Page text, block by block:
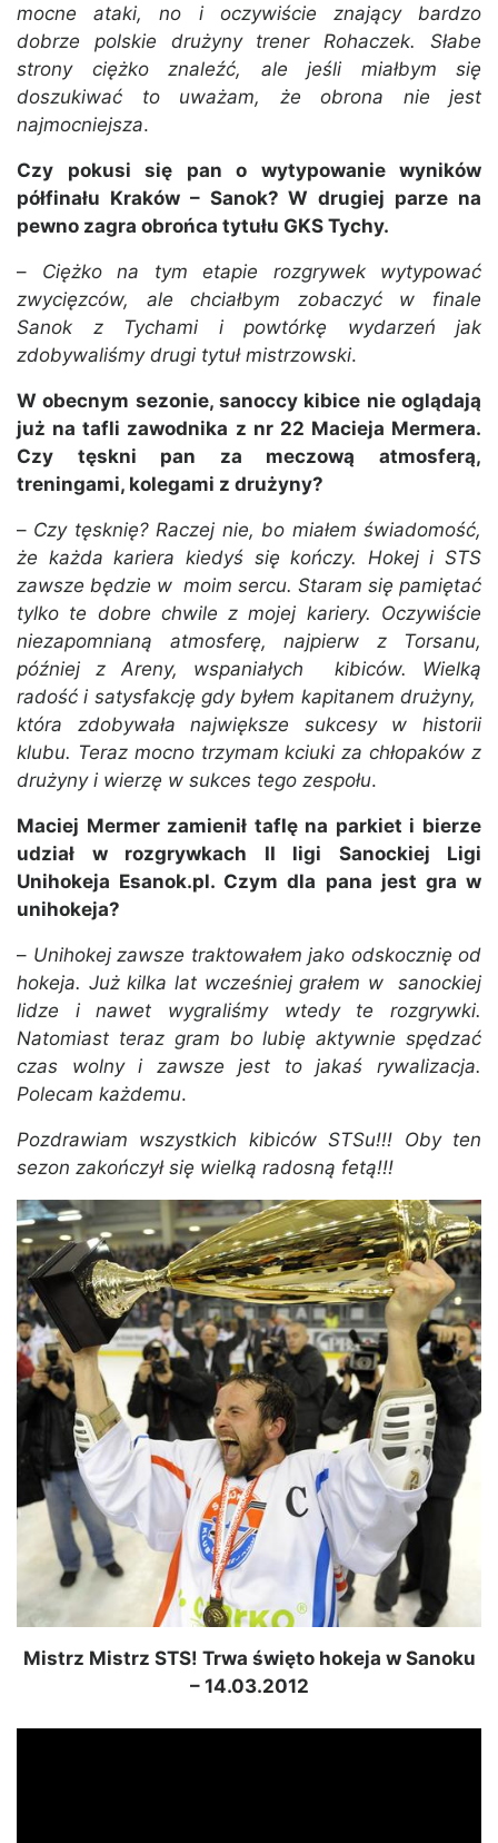
mocne ataki, no i oczywiście znający bardzo
dobrze polskie drużyny trener Rohaczek. Słabe
strony ciężko znaleźć, ale jeśli miałbym się
doszukiwać to uważam, że obrona nie jest
najmocniejsza.
Czy pokusi się pan o wytypowanie wyników
półfinału Kraków – Sanok? W drugiej parze na
pewno zagra obrońca tytułu GKS Tychy.
– Ciężko na tym etapie rozgrywek wytypować
zwycięzców, ale chciałbym zobaczyć w finale
Sanok z Tychami i powtórkę wydarzeń jak
zdobywaliśmy drugi tytuł mistrzowski.
W obecnym sezonie, sanoccy kibice nie oglądają
już na tafli zawodnika z nr 22 Macieja Mermera.
Czy tęskni pan za meczową atmosferą,
treningami, kolegami z drużyny?
– Czy tęsknię? Raczej nie, bo miałem świadomość,
że każda kariera kiedyś się kończy. Hokej i STS
zawsze będzie w moim sercu. Staram się pamiętać
tylko te dobre chwile z mojej kariery. Oczywiście
niezapomnianą atmosferę, najpierw z Torsanu,
później z Areny, wspaniałych kibiców. Wielką
radość i satysfakcję gdy byłem kapitanem drużyny,
która zdobywała największe sukcesy w historii
klubu. Teraz mocno trzymam kciuki za chłopaków z
drużyny i wierzę w sukces tego zespołu.
Maciej Mermer zamienił taflę na parkiet i bierze
udział w rozgrywkach II ligi Sanockiej Ligi
Unihokeja Esanok.pl. Czym dla pana jest gra w
unihokeja?
– Unihokej zawsze traktowałem jako odskocznię od
hokeja. Już kilka lat wcześniej grałem w sanockiej
lidze i nawet wygraliśmy wtedy te rozgrywki.
Natomiast teraz gram bo lubię aktywnie spędzać
czas wolny i zawsze jest to jakaś rywalizacja.
Polecam każdemu.
Pozdrawiam wszystkich kibiców STSu!!! Oby ten
sezon zakończył się wielką radosną fetą!!!
Mistrz Mistrz STS! Trwa święto hokeja w Sanoku
– 14.03.2012